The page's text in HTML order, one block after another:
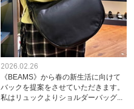
2026.02.26
《BEAMS》から春の新生活に向けて
バックを提案をさせていただきます。
私はリュックよりショルダーバッグ...